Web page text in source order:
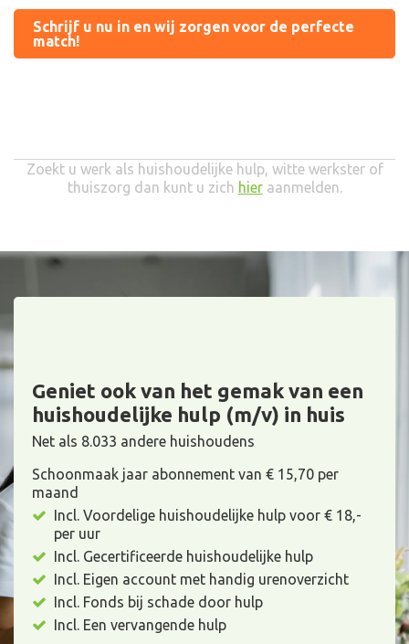
Schrijf u nu in en wij zorgen voor de perfecte
match!
Zoekt u werk als huishoudelijke hulp, witte werkster of
thuiszorg dan kunt u zich hieraanmelden.
Geniet ook van het gemak van een
huishoudelijke hulp (m/v) in huis
Net als 8.033 andere huishoudens
Schoonmaak jaar abonnement van € 15,70 per
maand
Incl. Voordelige huishoudelijke hulp voor € 18,-
per uur
Incl. Gecertificeerde huishoudelijke hulp
Incl. Eigen account met handig urenoverzicht
Incl. Fonds bij schade door hulp
Incl. Een vervangende hulp